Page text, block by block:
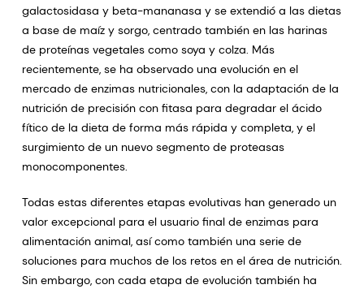
galactosidasa y beta-mananasa y se extendió a las dietas
a base de maíz y sorgo, centrado también en las harinas
de proteínas vegetales como soya y colza. Más
recientemente, se ha observado una evolución en el
mercado de enzimas nutricionales, con la adaptación de la
nutrición de precisión con fitasa para degradar el ácido
fítico de la dieta de forma más rápida y completa, y el
surgimiento de un nuevo segmento de proteasas
monocomponentes.
Todas estas diferentes etapas evolutivas han generado un
valor excepcional para el usuario final de enzimas para
alimentación animal, así como también una serie de
soluciones para muchos de los retos en el área de nutrición.
Sin embargo, con cada etapa de evolución también ha